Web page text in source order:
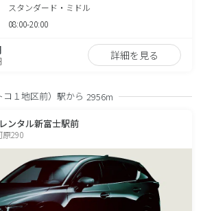
スタンダード・ミドル
08:00-20:00
詳細を見る
１地区前）駅から 2956m
ンタル新富士駅前
290